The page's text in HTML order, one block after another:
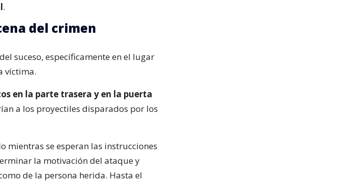
.
del crimen
suceso, específicamente en el lugar
víctima.
en la parte trasera y en la puerta
a los proyectiles disparados por los
mientras se esperan las instrucciones
la motivación del ataque y
de la persona herida. Hasta el